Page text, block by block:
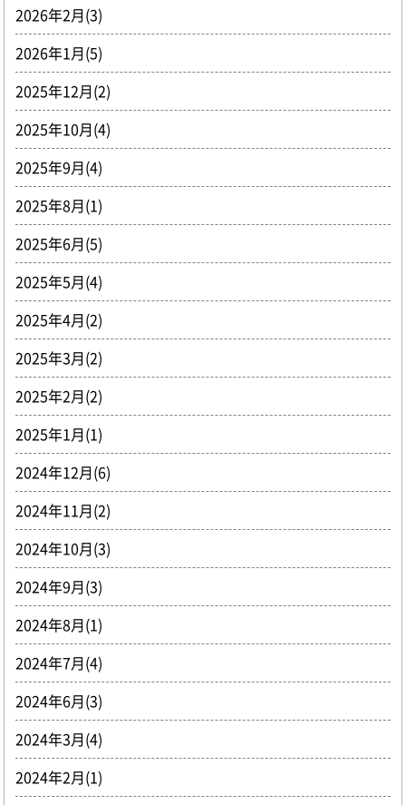
2026年2月(3)
2026年1月(5)
2025年12月(2)
2025年10月(4)
2025年9月(4)
2025年8月(1)
2025年6月(5)
2025年5月(4)
2025年4月(2)
2025年3月(2)
2025年2月(2)
2025年1月(1)
2024年12月(6)
2024年11月(2)
2024年10月(3)
2024年9月(3)
2024年8月(1)
2024年7月(4)
2024年6月(3)
2024年3月(4)
2024年2月(1)